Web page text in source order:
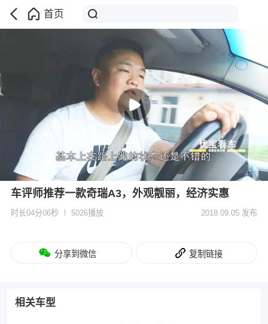
首页
车评师推荐一款奇瑞A3，外观靓丽，经济实惠
时长04分06秒 5026播放 2018.09.05 发布
分享到微信 复制链接
相关车型